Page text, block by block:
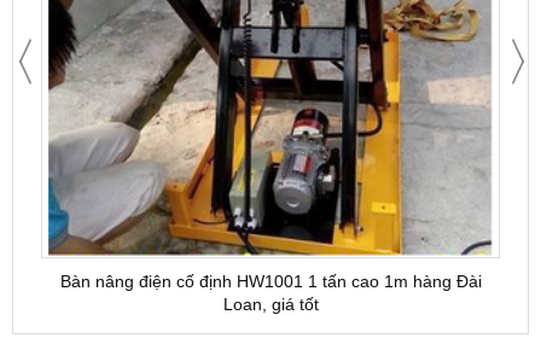
Bàn nâng điện cố định HW1001 1 tấn cao 1m hàng Đài
Loan, giá tốt